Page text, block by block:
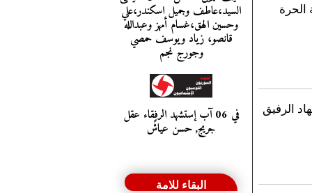
السيد،عاطف وجميل اسكندر،علي
وحسين الهق،غسام أمهز وعبدالله
قانصو، زياد ويوسف حمصي
وجورج نجم
في 06 آب إستشهد الرفقاء عقل
جريج, حسن عياشً
البقاء للامة
الحرة
الرفيق